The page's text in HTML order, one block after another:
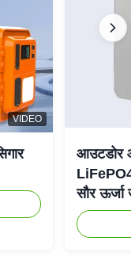
VIDEO
आउटडोर
सौर